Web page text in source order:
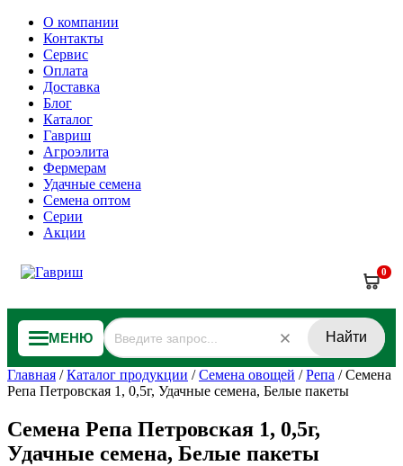
О компании
Контакты
Сервис
Оплата
Доставка
Блог
Каталог
Гавриш
Агроэлита
Фермерам
Удачные семена
Семена оптом
Серии
Акции
0
МЕНЮ Найти
Главная /Каталог продукции /Семена овощей /Репа /Семена
Репа Петровская 1, 0,5г, Удачные семена, Белые пакеты
Семена Репа Петровская 1, 0,5г,
Удачные семена, Белые пакеты